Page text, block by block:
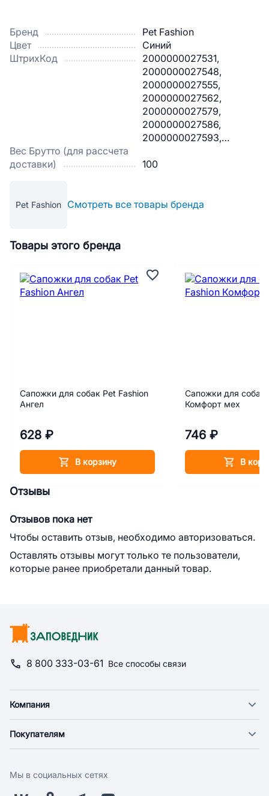
Бренд
Pet Fashion
Цвет
Синий
ШтрихКод
2000000027531,
2000000027548,
2000000027555,
2000000027562,
2000000027579,
2000000027586,
2000000027593,
2000000027623,
2000000027654,
2000000027708,
2000000027715,
2000000027722,
Вес Брутто (для рассчета
доставки)
100
Pet Fashion Смотреть все товары бренда
Товары этого бренда
Сапожки для собак Pet Fashion
Ангел
628 ₽
В корзину
Сапожки для собак
Комфорт мех
746 ₽
В
Отзывы
Отзывов пока нет
Чтобы оставить отзыв, необходимо авторизоваться.
Оставлять отзывы могут только те пользователи,
которые ранее приобретали данный товар.
8 800 333-03-61 Все способы связи
Компания
Новости
Поставщикам
Покупателям
Оплата
Мы в социальных сетях